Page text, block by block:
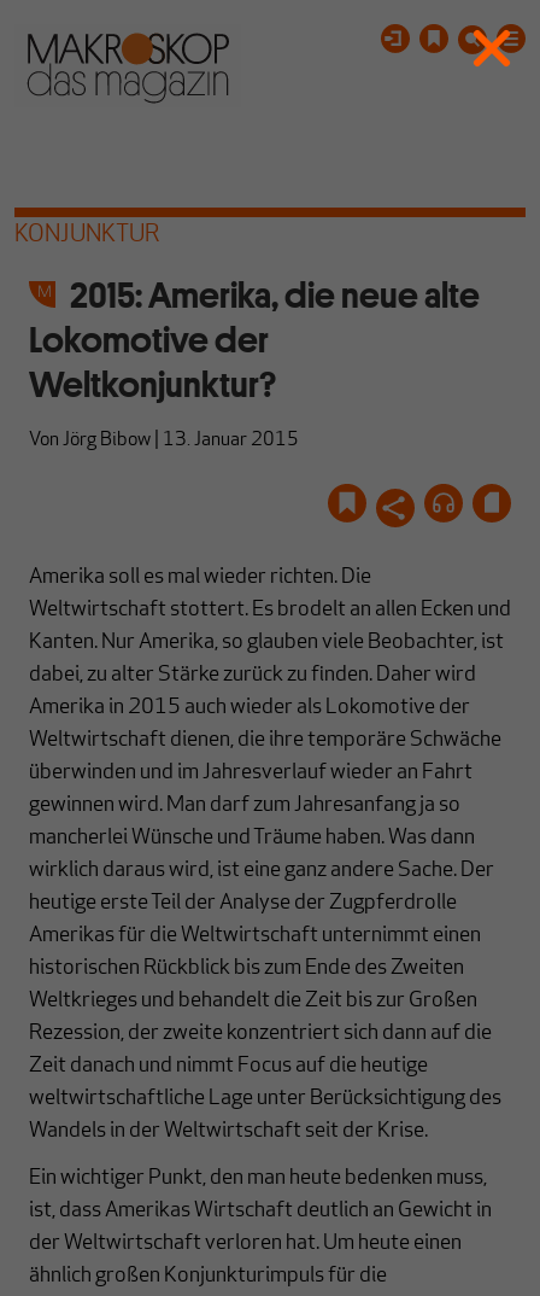
KONJUNKTUR
2015: Amerika, die neue alte
Lokomotive der
Weltkonjunktur?
Von Jörg Bibow 13. Januar 2015
Amerika soll es mal wieder richten. Die
Weltwirtschaft stottert. Es brodelt an allen Ecken und
Kanten. Nur Amerika, so glauben viele Beobachter, ist
dabei, zu alter Stärke zurück zu finden. Daher wird
Amerika in 2015 auch wieder als Lokomotive der
Weltwirtschaft dienen, die ihre temporäre Schwäche
überwinden und im Jahresverlauf wieder an Fahrt
gewinnen wird. Man darf zum Jahresanfang ja so
mancherlei Wünsche und Träume haben. Was dann
wirklich daraus wird, ist eine ganz andere Sache. Der
heutige erste Teil der Analyse der Zugpferdrolle
Amerikas für die Weltwirtschaft unternimmt einen
historischen Rückblick bis zum Ende des Zweiten
Weltkrieges und behandelt die Zeit bis zur Großen
Rezession, der zweite konzentriert sich dann auf die
Zeit danach und nimmt Focus auf die heutige
weltwirtschaftliche Lage unter Berücksichtigung des
Wandels in der Weltwirtschaft seit der Krise.
Ein wichtiger Punkt, den man heute bedenken muss,
ist, dass Amerikas Wirtschaft deutlich an Gewicht in
der Weltwirtschaft verloren hat. Um heute einen
ähnlich großen Konjunkturimpuls für die